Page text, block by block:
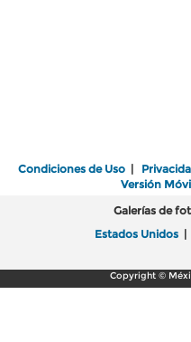
Condiciones de Uso |
Versión
Galerías de
Estados Unidos |
Copyright ©